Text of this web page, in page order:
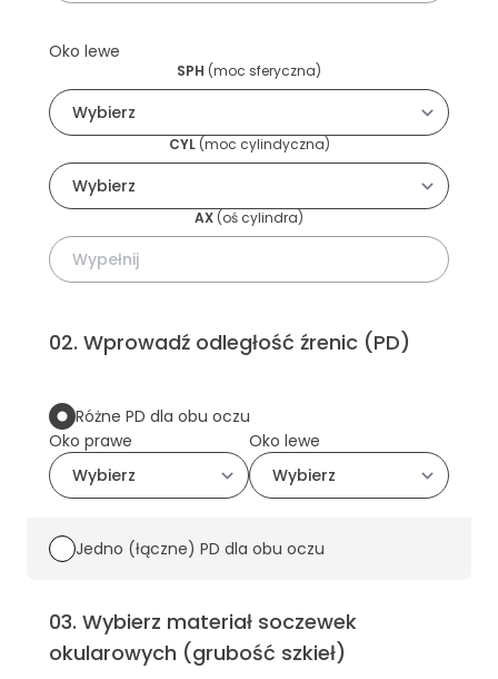
Oko lewe
SPH (moc sferyczna)
CYL(moc cylindyczna)
AX (oś cylindra)
02. Wprowadź odległość źrenic (PD)
Różne PD dla obu oczu
Oko prawe
Oko lewe
Jedno (łączne) PD dla obu oczu
03. Wybierz materiał soczewek
okularowych (grubość szkieł)